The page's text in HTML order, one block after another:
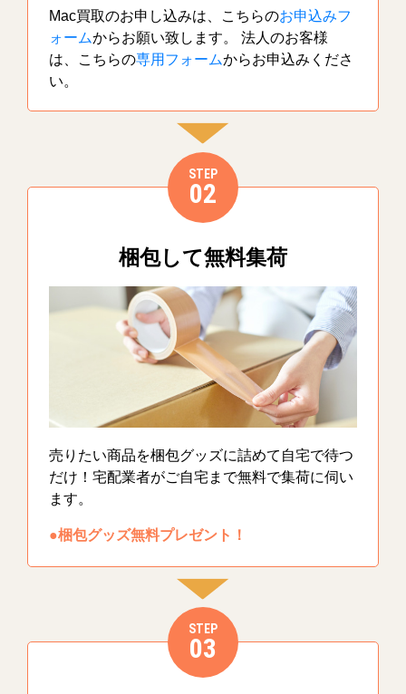
Mac買取のお申し込みは、こちらのお申込みフ
ォームからお願い致します。 法人のお客様
は、こちらの専用フォームからお申込みくださ
い。
STEP
02
梱包して無料集荷
売りたい商品を梱包グッズに詰めて自宅で待つ
だけ！宅配業者がご自宅まで無料で集荷に伺い
ます。
●梱包グッズ無料プレゼント！
STEP
03